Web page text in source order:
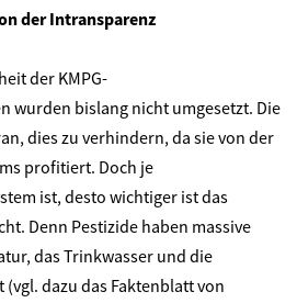
der Intransparenz
der KMPG-
wurden bislang nicht umgesetzt. Die
dies zu verhindern, da sie von der
profitiert. Doch je
ist, desto wichtiger ist das
Denn Pestizide haben massive
das Trinkwasser und die
dazu das Faktenblatt von